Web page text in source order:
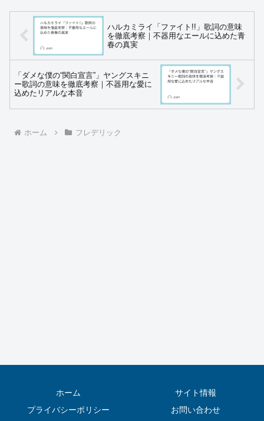
ハルカミライ「ファイト!!」歌詞の意味
を徹底考察｜不器用なエールに込めた青
春の真実
「ダメな僕の“関白宣言”」ヤングスキニ
ー歌詞の意味を徹底考察｜不器用な愛に
込めたリアルな本音
ホーム フレデリック
ホーム
サイト情報
プライバシーポリシー
お問い合わせ